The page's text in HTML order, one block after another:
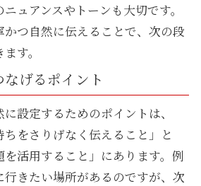
ュアンスやトーンも大切です。
つ自然に伝えることで、次の段
す。
げるポイント
設定するためのポイントは、
ちをさりげなく伝えること」と
を活用すること」にあります。例
行きたい場所があるのですが、次